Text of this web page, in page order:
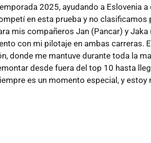
2025, ayudando a Eslovenia
en esta prueba y no clasificamos
mis compañeros Jan (Pancar) y
con mi pilotaje en ambas carreras.
donde me mantuve durante toda la
desde fuera del top 10 hasta
es un momento especial, y estoy